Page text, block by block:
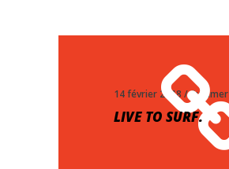
14 février 2018 Summer
LIVE TO SURF.